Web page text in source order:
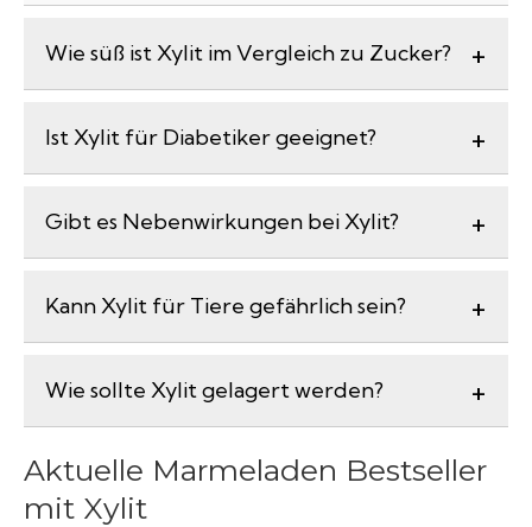
Wie süß ist Xylit im Vergleich zu Zucker?
Ist Xylit für Diabetiker geeignet?
Gibt es Nebenwirkungen bei Xylit?
Kann Xylit für Tiere gefährlich sein?
Wie sollte Xylit gelagert werden?
Aktuelle Marmeladen Bestseller
mit Xylit